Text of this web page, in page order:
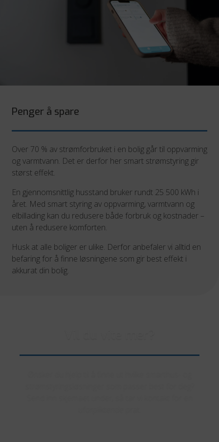
Penger å spare
Over 70 % av strømforbruket i en bolig går til oppvarming
og varmtvann. Det er derfor her smart strømstyring gir
størst effekt.
En gjennomsnittlig husstand bruker rundt 25 500 kWh i
året. Med smart styring av oppvarming, varmtvann og
elbillading kan du redusere både forbruk og kostnader –
uten å redusere komforten.
Husk at alle boliger er ulike. Derfor anbefaler vi alltid en
befaring for å finne løsningene som gir best effekt i
akkurat din bolig.